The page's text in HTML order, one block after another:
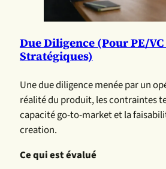
Due Diligence (pour PE/
Stratégiques)
Une due diligence menée par un
réalité du produit, les contraintes
capacité go-to-market et la
creation.
Ce qui est évalué